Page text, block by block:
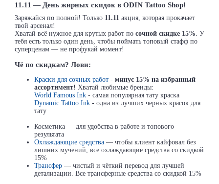
11.11 — День жирных скидок в ODIN Tattoo Shop!
Заряжайся по полной! Только 11.11 акция, которая прокачает
твой арсенал!
Хватай всё нужное для крутых работ по сочной скидке 15%. У
тебя есть только один день, чтобы поймать топовый стафф по
суперценам — не профукай момент!
Чё по скидкам? Лови:
Краски для сочных работ - минус 15% на избранный
ассортимент! Хватай любимые бренды:
World Famous Ink - самая популярная тату краска
Dynamic Tattoo Ink - одна из лучших черных красок для
тату
Косметика — для удобства в работе и топового
результата
Охлаждающие средства — чтобы клиент кайфовал без
лишних мучений, все охлаждающие средства со скидкой
15%
Трансфер — чистый и чёткий перевод для лучшей
детализации. Все трансферные средства со скидкой 15%